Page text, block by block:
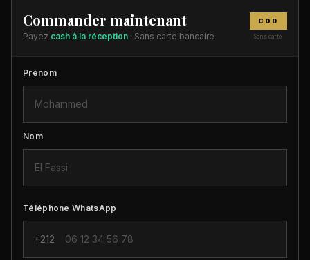
Commander maintenant
Payez cash à la réception · Sans carte bancaire
COD
Sans carte
Prénom
Nom
Téléphone WhatsApp
+212